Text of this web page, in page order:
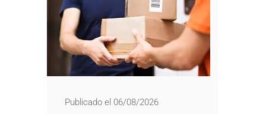
Publicado el 06/08/2026